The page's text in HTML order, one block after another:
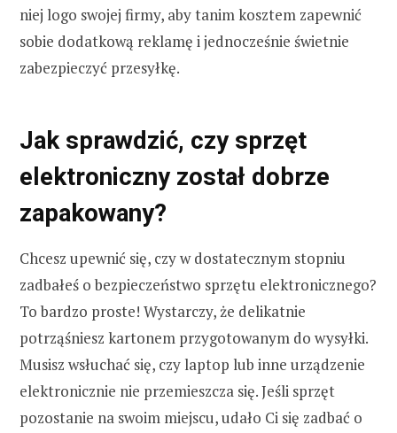
niej logo swojej firmy, aby tanim kosztem zapewnić
sobie dodatkową reklamę i jednocześnie świetnie
zabezpieczyć przesyłkę.
Jak sprawdzić, czy sprzęt
elektroniczny został dobrze
zapakowany?
Chcesz upewnić się, czy w dostatecznym stopniu
zadbałeś o bezpieczeństwo sprzętu elektronicznego?
To bardzo proste! Wystarczy, że delikatnie
potrząśniesz kartonem przygotowanym do wysyłki.
Musisz wsłuchać się, czy laptop lub inne urządzenie
elektronicznie nie przemieszcza się. Jeśli sprzęt
pozostanie na swoim miejscu, udało Ci się zadbać o